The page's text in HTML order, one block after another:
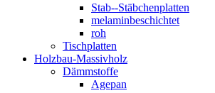
Stab--Stäbchenplatten
melaminbeschichtet
roh
Tischplatten
Holzbau-Massivholz
Dämmstoffe
Agepan